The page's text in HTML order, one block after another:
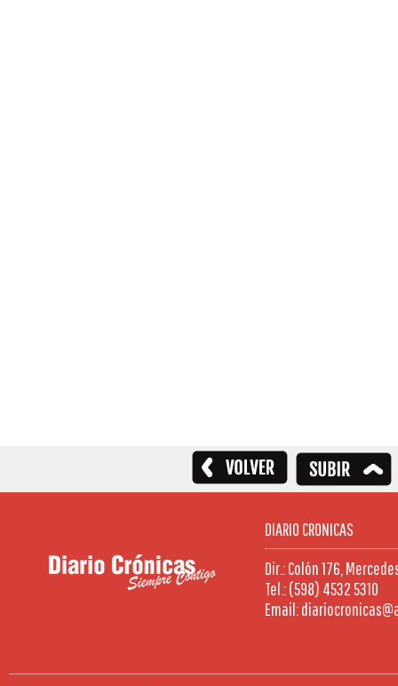
DIARIO CRONICAS
Dir.: Colón 176,
Tel.: (598) 4532 5310
Email: